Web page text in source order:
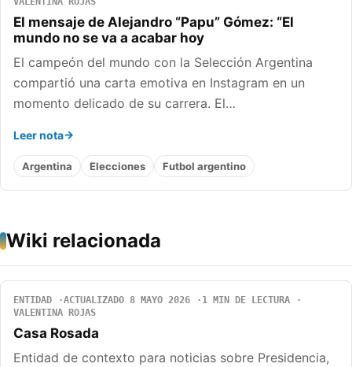
El mensaje de Alejandro “Papu” Gómez: “El
mundo no se va a acabar hoy
El campeón del mundo con la Selección Argentina
compartió una carta emotiva en Instagram en un
momento delicado de su carrera. El…
Leer nota
Argentina Elecciones Futbol argentino
Wiki relacionada
ENTIDAD ACTUALIZADO 8 MAYO 2026
1 MIN DE LECTURA
VALENTINA ROJAS
Casa Rosada
Entidad de contexto para noticias sobre Presidencia,